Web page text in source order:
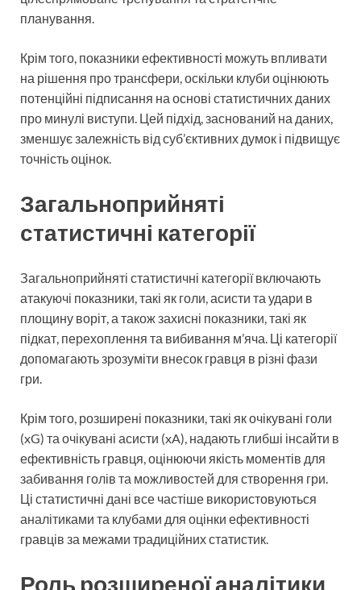
планування.
Крім того, показники ефективності можуть впливати
на рішення про трансфери, оскільки клуби оцінюють
потенційні підписання на основі статистичних даних
про минулі виступи. Цей підхід, заснований на даних,
зменшує залежність від суб’єктивних думок і підвищує
точність оцінок.
Загальноприйняті
статистичні категорії
Загальноприйняті статистичні категорії включають
атакуючі показники, такі як голи, асисти та удари в
площину воріт, а також захисні показники, такі як
підкат, перехоплення та вибивання м’яча. Ці категорії
допомагають зрозуміти внесок гравця в різні фази
гри.
Крім того, розширені показники, такі як очікувані голи
(xG) та очікувані асисти (xA), надають глибші інсайти в
ефективність гравця, оцінюючи якість моментів для
забивання голів та можливостей для створення гри.
Ці статистичні дані все частіше використовуються
аналітиками та клубами для оцінки ефективності
гравців за межами традиційних статистик.
Роль розширеної аналітики